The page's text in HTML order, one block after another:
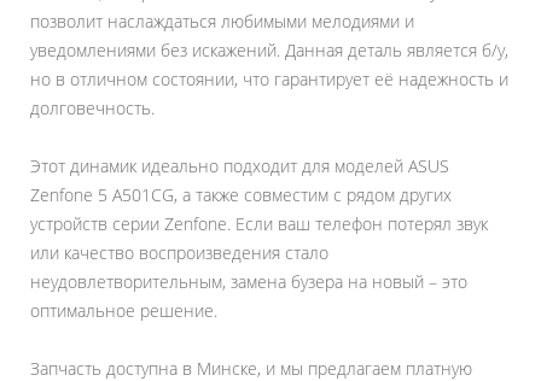
позволит наслаждаться любимыми мелодиями и
уведомлениями без искажений. Данная деталь является б/у,
но в отличном состоянии, что гарантирует её надежность и
долговечность.
Этот динамик идеально подходит для моделей ASUS
Zenfone 5 A501CG, а также совместим с рядом других
устройств серии Zenfone. Если ваш телефон потерял звук
или качество воспроизведения стало
неудовлетворительным, замена бузера на новый – это
оптимальное решение.
Запчасть доступна в Минске, и мы предлагаем платную